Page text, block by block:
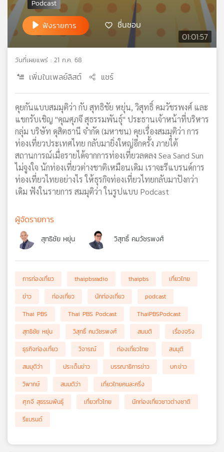
เอส
แผนที่
วิทยุ
ข่าย
01:01:57
ฟังรายการ ชื่นชอบ
วันที่เผยแพร่ : 21 ก.ค. 68
เพิ่มในเพลย์ลิสต์ แชร์
คุยกันแบบสมมุติว่า กับ สุทธิชัย หยุ่น, วิสุทธิ์ คมวัชรพงศ์ และ
แขกรับเชิญ "คุณศุภจี สุธรรมพันธุ์" ประธานเจ้าหน้าที่บริหาร
กลุ่ม บริษัท ดุสิตธานี จำกัด (มหาชน) คุยเรื่องสมมุติว่า การ
ท่องเที่ยวประเทศไทย กลับมายิ่งใหญ่อีกครั้ง ภายใต้
สถานการณ์เมื่อรายได้จากการท่องเที่ยวลดลง Sea Sand Sun
ไม่จูงใจ นักท่องเที่ยวต่างชาติเหมือนเดิม เราจะรีแบรนด์การ
ท่องเที่ยวไทยอย่างไร ให้ธุรกิจท่องเที่ยวไทยกลับมาปังกว่า
เดิม ฟังในรายการ สมมุติว่า ในรูปแบบ Podcast
ผู้จัดรายการ
สุทธิชัย หยุ่น วิสุทธิ์ คมวัชรพงศ์
การท่องเที่ยว thaipbsradio thaipbs
เที่ยวไทย
ข่าว
ท่องเที่ยว นักท่องเที่ยว
podcast
Thai PBS
Thai PBS Podcast
ThaiPBSPodcast
สุทธิชัย หยุ่น
วิสุทธิ์ คมวัชรพงศ์ สมมติ
เรื่องจริง
ธุรกิจท่องเที่ยว
วิจารณ์ ท่องเที่ยวไทย
สมมุติ
สมมุติว่า
ประเด็นข่าว บรรณาธิการข่าว
บก.ข่าว
วิพากษ์
สมมติว่า
เที่ยวไทยคนละครึ่ง
ศุภจี สุธรรมพันธุ์
เที่ยวทั่วไทย
นักท่องเที่ยวชาวต่างชาติ
รีแบรนด์